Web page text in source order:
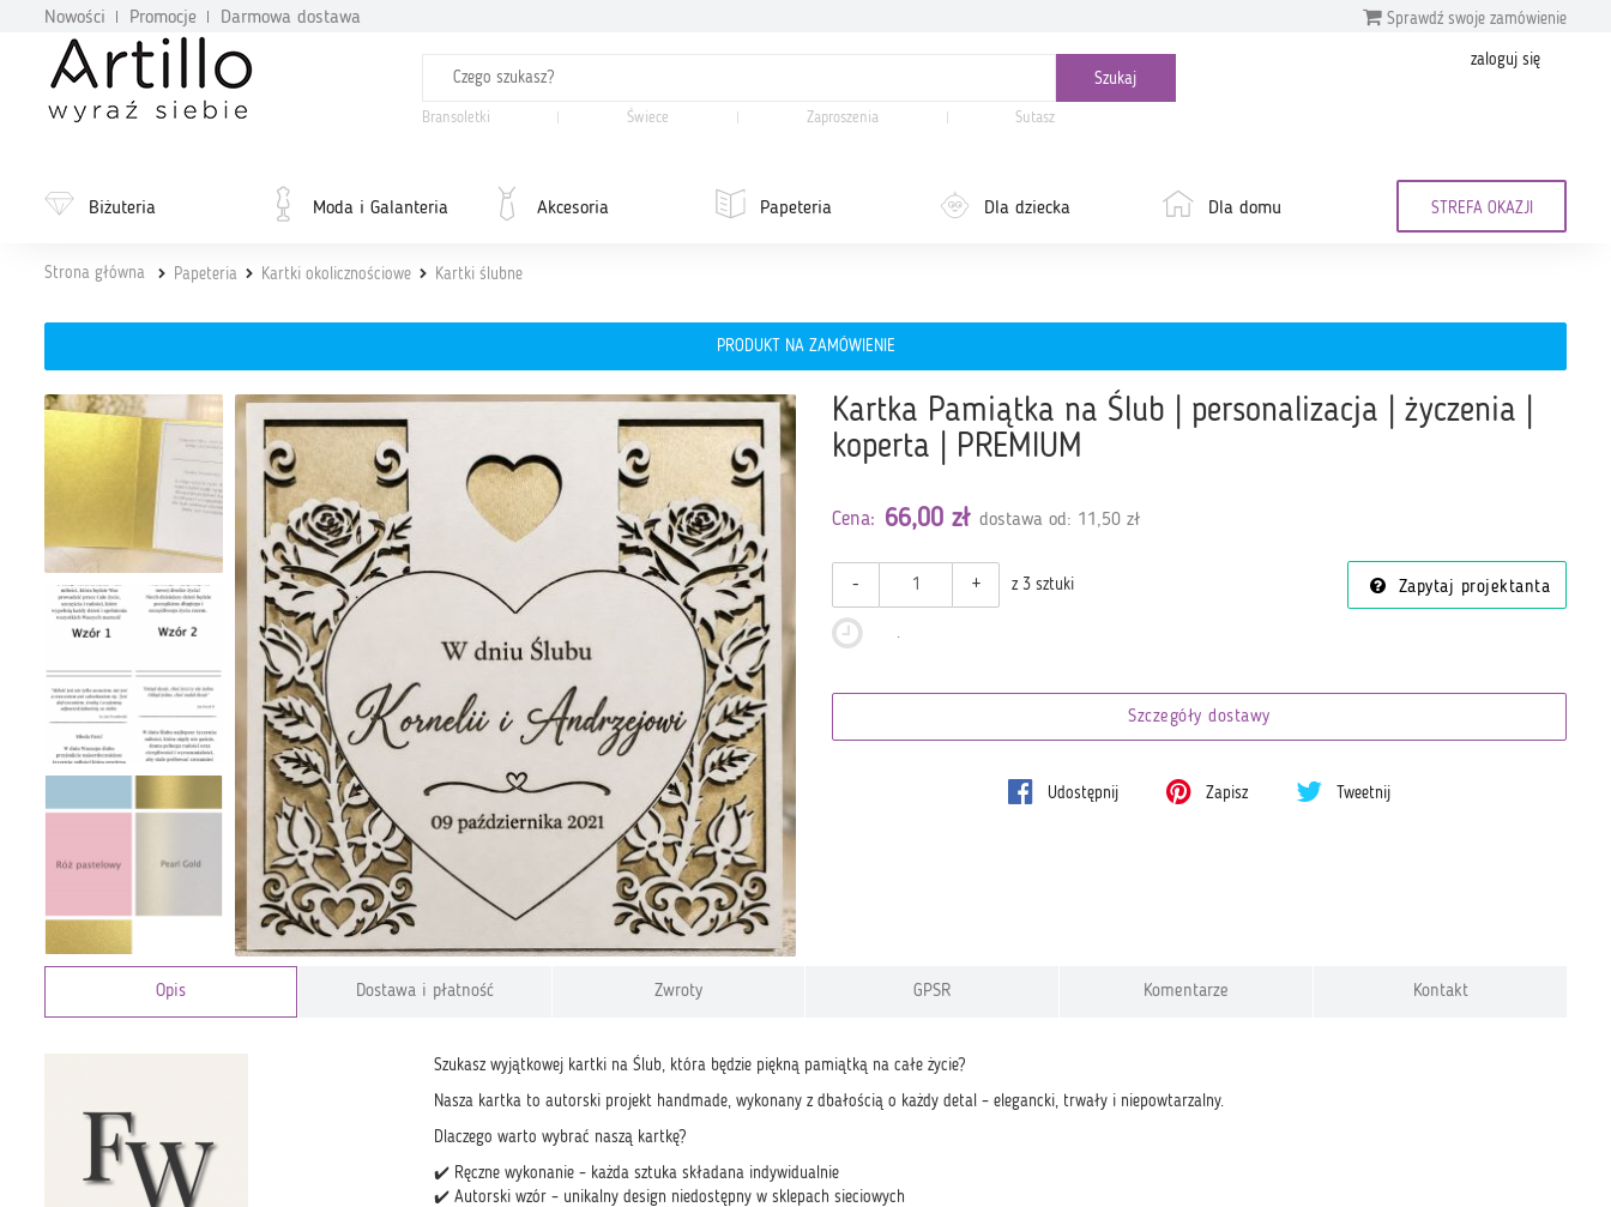
Nowości Promocje Darmowa dostawa Sprawdź swoje zamówienie
Bransoletki Świece Zaproszenia Sutasz
zaloguj się
Biżuteria Moda i Galanteria Akcesoria Papeteria Dla dziecka Dla domu STREFA OKAZJI
Strona główna Papeteria Kartki okolicznościowe Kartki ślubne
PRODUKT NA ZAMÓWIENIE
Kartka Pamiątka na Ślub | personalizacja | życzenia |
koperta | PREMIUM
Cena: 66,00 zł dostawa od: 11,50 zł
- + z 3 sztuki Zapytaj projektanta
Szczegóły dostawy
Udostępnij Zapisz Tweetnij
Opis Dostawa i płatność Zwroty GPSR Komentarze Kontakt
Szukasz wyjątkowej kartki na Ślub, która będzie piękną pamiątką na całe życie?
Nasza kartka to autorski projekt handmade, wykonany z dbałością o każdy detal – elegancki, trwały i niepowtarzalny.
Dlaczego warto wybrać naszą kartkę?
✔️ Ręczne wykonanie – każda sztuka składana indywidualnie
✔️ Autorski wzór – unikalny design niedostępny w sklepach sieciowych